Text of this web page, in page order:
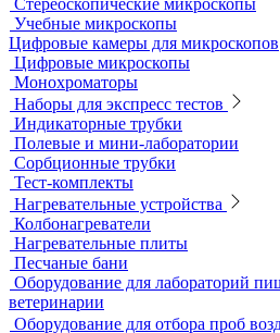
Мерная посуда
Посуда общего назначения
Центрифужные пробирки
Микроскопы
Инвертируемые микроскопы
Комплектующие к микроскопам
Лабораторные микроскопы
Люминесцентные микроскопы
Металлографические микроскопы
Объективы для микроскопов
Окуляры для микроскопов
Поляризационные микроскопы
Стереоскопические микроскопы
Учебные микроскопы
Цифровые камеры для микроскопов
Цифровые микроскопы
Монохроматоры